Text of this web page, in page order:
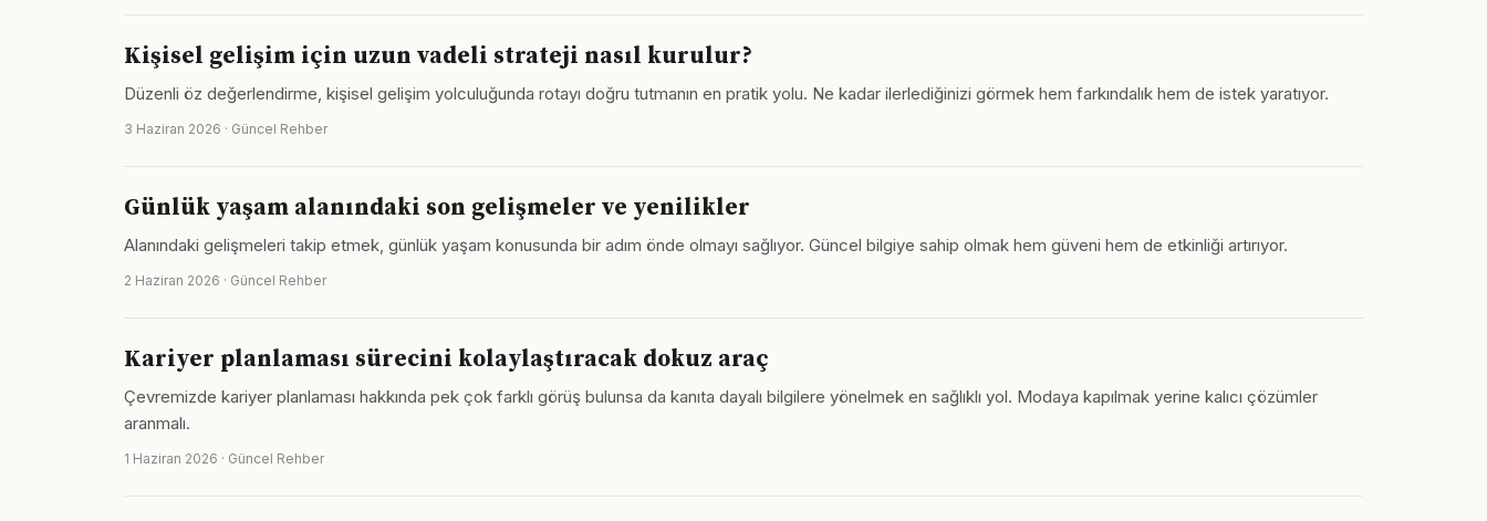
Kişisel gelişim için uzun vadeli strateji nasıl kurulur?
Düzenli öz değerlendirme, kişisel gelişim yolculuğunda rotayı doğru tutmanın en pratik yolu. Ne kadar ilerlediğinizi görmek hem farkındalık hem de istek yaratıyor.
3 Haziran 2026 · Güncel Rehber
Günlük yaşam alanındaki son gelişmeler ve yenilikler
Alanındaki gelişmeleri takip etmek, günlük yaşam konusunda bir adım önde olmayı sağlıyor. Güncel bilgiye sahip olmak hem güveni hem de etkinliği artırıyor.
2 Haziran 2026 · Güncel Rehber
Kariyer planlaması sürecini kolaylaştıracak dokuz araç
Çevremizde kariyer planlaması hakkında pek çok farklı görüş bulunsa da kanıta dayalı bilgilere yönelmek en sağlıklı yol. Modaya kapılmak yerine kalıcı çözümler
aranmalı.
1 Haziran 2026 · Güncel Rehber